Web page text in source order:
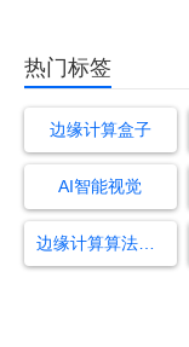
热门标签
边缘计算盒子
AI智能视觉